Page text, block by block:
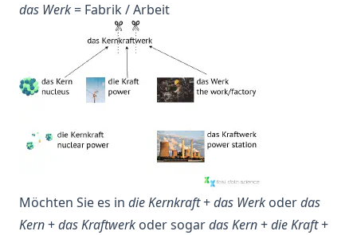
das Werk = Fabrik/ Arbeit
Möchten Sie es in die Kernkraft+das Werk oderdas
Kern+das Kraftwerk oder sogardas Kern+die Kraft+